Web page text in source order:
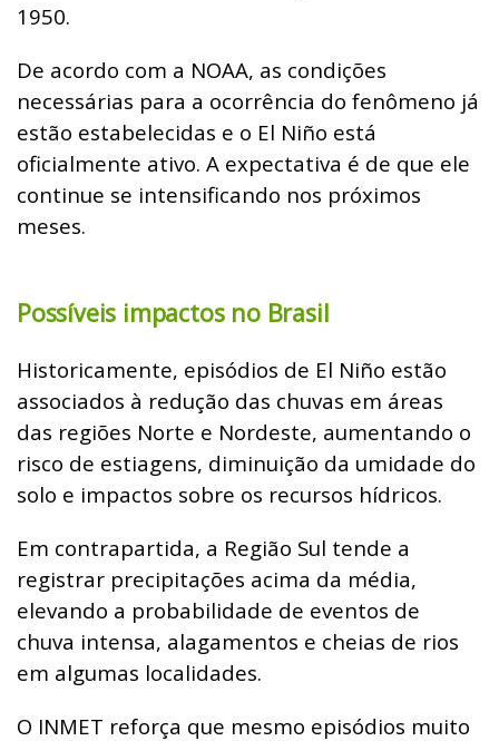
1950.
De acordo com a NOAA, as condições
necessárias para a ocorrência do fenômeno já
estão estabelecidas e o El Niño está
oficialmente ativo. A expectativa é de que ele
continue se intensificando nos próximos
meses.
Possíveis impactos no Brasil
Historicamente, episódios de El Niño estão
associados à redução das chuvas em áreas
das regiões Norte e Nordeste, aumentando o
risco de estiagens, diminuição da umidade do
solo e impactos sobre os recursos hídricos.
Em contrapartida, a Região Sul tende a
registrar precipitações acima da média,
elevando a probabilidade de eventos de
chuva intensa, alagamentos e cheias de rios
em algumas localidades.
O INMET reforça que mesmo episódios muito